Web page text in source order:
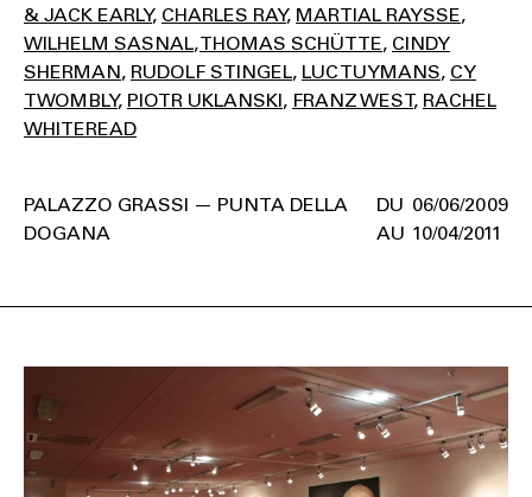
& JACK EARLY CHARLES RAY MARTIAL RAYSSE
WILHELM SASNAL THOMAS SCHÜTTE CINDY
SHERMAN RUDOLF STINGEL LUC TUYMANS CY
TWOMBLY PIOTR UKLANSKI FRANZ WEST RACHEL
WHITEREAD
06/06/2009
10/04/2011
PALAZZO GRASSI — PUNTA DELLA
DOGANA